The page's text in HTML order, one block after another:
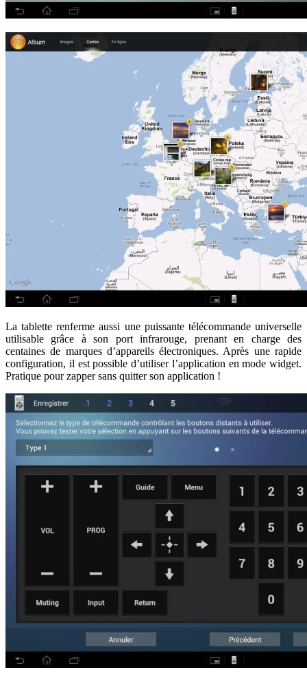
La tablette renferme aussi une puissante télécommande universelle
utilisable grâce à son port infrarouge, prenant en charge des
centaines de marques d’appareils électroniques. Après une rapide
configuration, il est possible d’utiliser l’application en mode widget.
Pratique pour zapper sans quitter son application !